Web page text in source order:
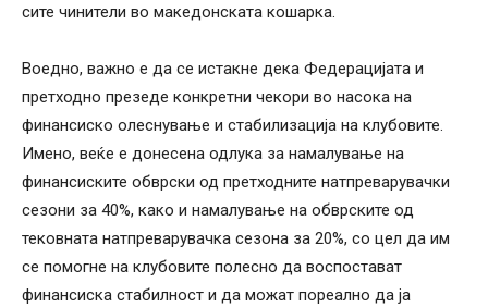
сите чинители во македонската кошарка.
Воедно, важно е да се истакне дека Федерацијата и
претходно презеде конкретни чекори во насока на
финансиско олеснување и стабилизација на клубовите.
Имено, веќе е донесена одлука за намалување на
финансиските обврски од претходните натпреварувачки
сезони за 40%, како и намалување на обврските од
тековната натпреварувачка сезона за 20%, со цел да им
се помогне на клубовите полесно да воспостават
финансиска стабилност и да можат пореално да ја